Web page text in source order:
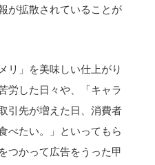
が拡散されていることが
リ」を美味しい仕上がり
労した日々や、「キャラ
引先が増えた日、消費者
べたい。」といってもら
つかって広告をうった甲